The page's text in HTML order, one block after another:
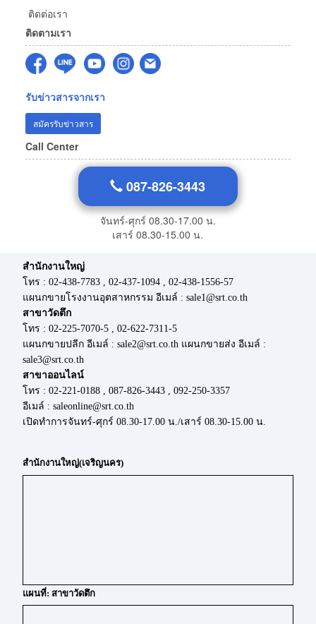
ติดต่อเรา
ติดตามเรา
รับข่าวสารจากเรา
สมัครรับข่าวสาร
Call Center
087-826-3443
จันทร์-ศุกร์ 08.30-17.00 น.
เสาร์ 08.30-15.00 น.
สำนักงานใหญ่
โทร : 02-438-7783 , 02-437-1094 , 02-438-1556-57
แผนกขายโรงงานอุตสาหกรรม อีเมล์ : sale1@srt.co.th
สาขาวัดตึก
โทร : 02-225-7070-5 , 02-622-7311-5
แผนกขายปลีก อีเมล์ : sale2@srt.co.th แผนกขายส่ง อีเมล์ :
sale3@srt.co.th
สาขาออนไลน์
โทร : 02-221-0188 , 087-826-3443 , 092-250-3357
อีเมล์ : saleonline@srt.co.th
เปิดทำการจันทร์-ศุกร์ 08.30-17.00 น./เสาร์ 08.30-15.00 น.
สำนักงานใหญ่(เจริญนคร)
แผนที่: สาขาวัดตึก